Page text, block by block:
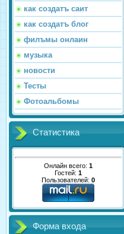
как создатъ саит
как создатъ блог
филъмы онлаин
музыка
новости
Тесты
Фотоальбомы
Статистика
Онлайн всего: 1
Гостей: 1
Пользователей: 0
Форма входа